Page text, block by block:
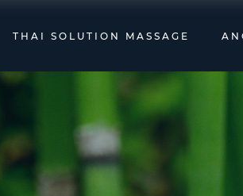
THAI SOLUTION MASSAGE